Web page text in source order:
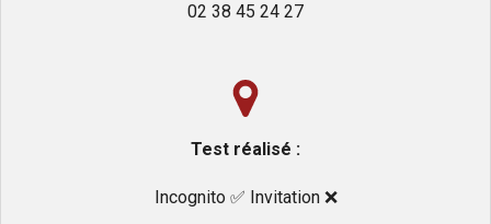
02 38 45 24 27
Test réalisé :
Incognito ✅️ Invitation ❌️